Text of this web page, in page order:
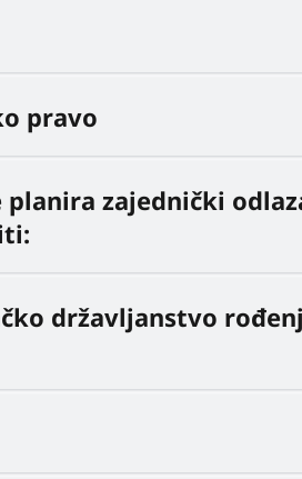
pravo
zajednički
državljanstvo